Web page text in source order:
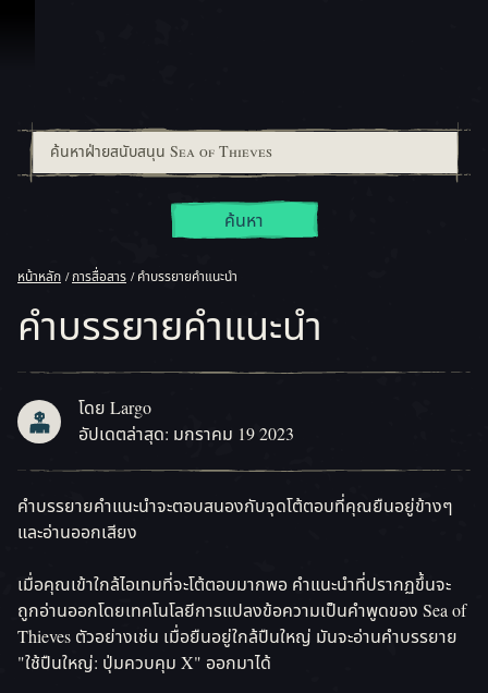
ค้นหา
หน้าหลัก การสื่อสาร คําบรรยายคําแนะนํา
คําบรรยายคําแนะนํา
โดย Largo
อัปเดตล่าสุด: มกราคม 19 2023
คำบรรยายคําแนะนําจะตอบสนองกับจุดโต้ตอบที่คุณยืนอยู่ข้างๆ
และอ่านออกเสียง
เมื่อคุณเข้าใกล้ไอเทมที่จะโต้ตอบมากพอ คําแนะนําที่ปรากฏขึ้นจะ
ถูกอ่านออกโดยเทคโนโลยีการแปลงข้อความเป็นคําพูดของ Sea of
Thieves ตัวอย่างเช่น เมื่อยืนอยู่ใกล้ปืนใหญ่ มันจะอ่านคำบรรยาย
"ใช้ปืนใหญ่: ปุ่มควบคุม X" ออกมาได้